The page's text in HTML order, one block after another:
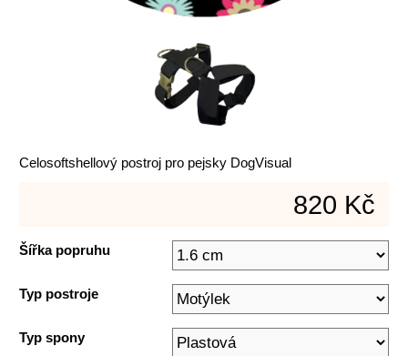
Celosoftshellový postroj pro pejsky DogVisual
820 Kč
Šířka popruhu
Typ postroje
Typ spony